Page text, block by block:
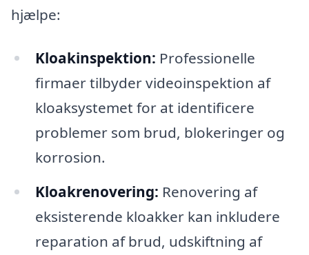
hjælpe:
Kloakinspektion: Professionelle
firmaer tilbyder videoinspektion af
kloaksystemet for at identificere
problemer som brud, blokeringer og
korrosion.
Kloakrenovering: Renovering af
eksisterende kloakker kan inkludere
reparation af brud, udskiftning af